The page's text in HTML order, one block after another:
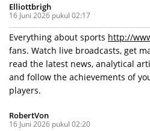
Elliottbrigh
16 Juni 2026 pukul 02:17
Everything about sports http://
fans. Watch live broadcasts, get
read the latest news, analytical
and follow the achievements of
players.
RobertVon
16 Juni 2026 pukul 02:20